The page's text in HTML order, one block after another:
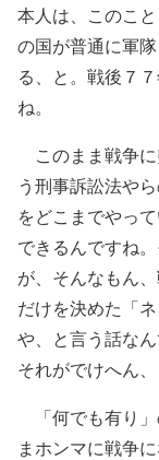
本人は、このこ
の国が普通に軍
る、と。戦後７
ね。
このまま戦争
う刑事訴訟法や
をどこまでやっ
できるんですね
が、そんなもん
だけを決めた「
や、と言う話な
それがでけへん、
「何でも有り」
まホンマに戦争